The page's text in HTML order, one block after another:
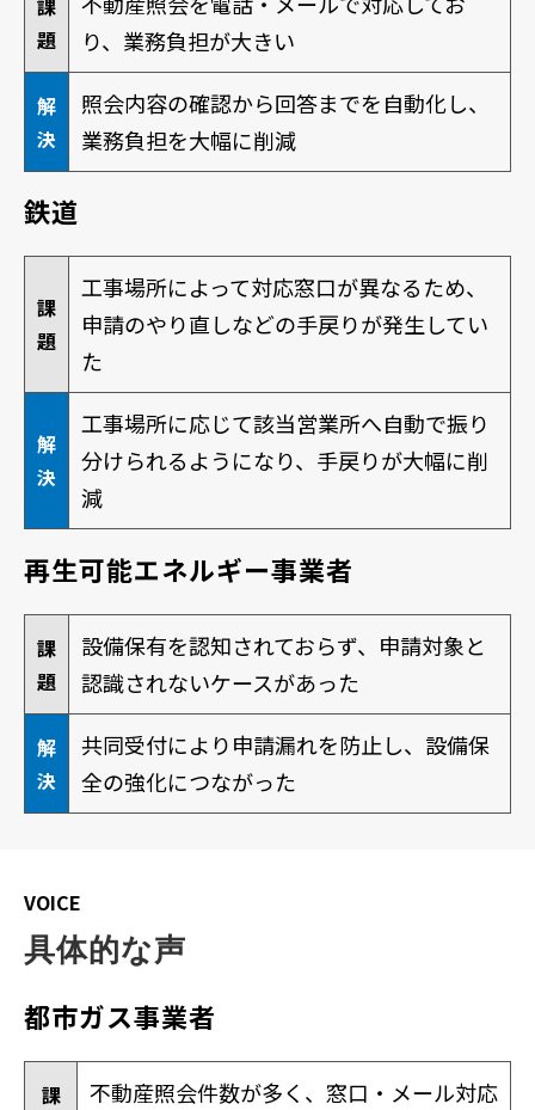
課
題
り、業務負担が大きい
解
決
照会内容の確認から回答までを自動化し、
業務負担を大幅に削減
鉄道
課
題
工事場所によって対応窓口が異なるため、
申請のやり直しなどの手戻りが発生してい
た
解
決
工事場所に応じて該当営業所へ自動で振り
分けられるようになり、手戻りが大幅に削
減
再生可能エネルギー事業者
課
題
設備保有を認知されておらず、申請対象と
認識されないケースがあった
解
決
共同受付により申請漏れを防止し、設備保
全の強化につながった
VOICE
具体的な声
都市ガス事業者
課
不動産照会件数が多く、窓口・メール対応